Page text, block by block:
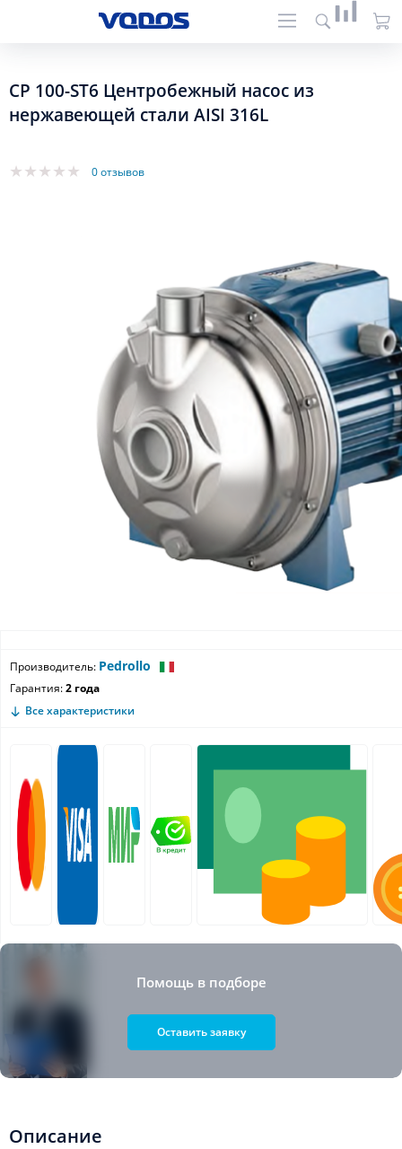
CP 100-ST6 Центробежный насос из
нержавеющей стали AISI 316L
0 отзывов
Производитель: Pedrollo
Гарантия:2 года
Все характеристики
Помощь в подборе
Оставить заявку
Описание